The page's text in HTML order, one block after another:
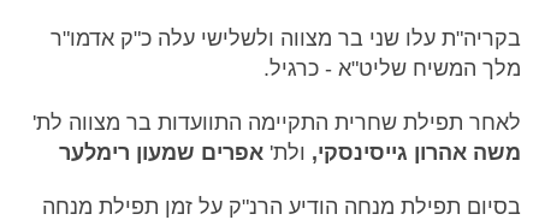
בקריה"ת עלו שני בר מצווה ולשלישי עלה כ"ק אדמו"ר
מלך המשיח שליט"א - כרגיל.
לאחר תפילת שחרית התקיימה התוועדות בר מצווה לת'
משה אהרון גייסינסקי, ולת' אפרים שמעון רימלער
בסיום תפילת מנחה הודיע הרנ"ק על זמן תפילת מנחה